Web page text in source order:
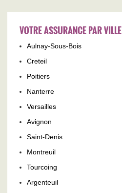
VOTRE ASSURANCE PAR VILLE
Aulnay-Sous-Bois
Creteil
Poitiers
Nanterre
Versailles
Avignon
Saint-Denis
Montreuil
Tourcoing
Argenteuil